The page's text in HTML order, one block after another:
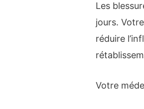
Les
jours.
réduire
Votre